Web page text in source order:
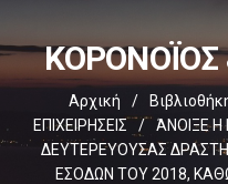
ΚΟΡΟΝΟΪΟΣ
Αρχική /
ΕΠΙΧΕΙΡΗΣΕΙΣ
/
ΆΝΟΙΞΕ Η
ΔΕΥΤΕΡΕΥΟΥΣΑΣ
ΕΣΟΔΩΝ ΤΟΥ 2018,